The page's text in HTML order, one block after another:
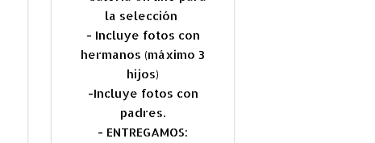
la selección
- Incluye fotos con
hermanos (máximo 3
hijos)
-Incluye fotos con
padres.
- ENTREGAMOS: